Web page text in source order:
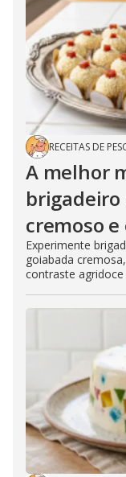
RECEITAS DE
A melhor
brigadeiro
cremoso
Experimente
goiabada
contraste agridoce